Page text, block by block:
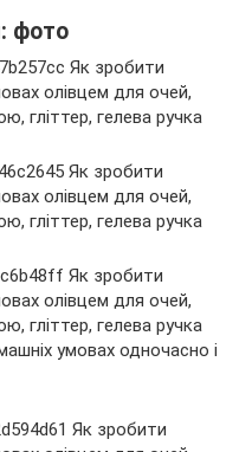
фото
умовах одночасно і